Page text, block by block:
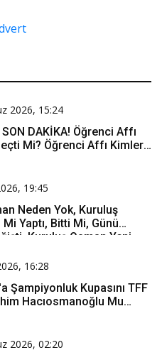
2026, 15:24
DAKİKA! Öğrenci Affı
Mi? Öğrenci Affı Kimleri
19:45
Neden Yok, Kuruluş
Yaptı, Bitti Mi, Günü
Kuruluş Osman Yeni
16:28
Şampiyonluk Kupasını TFF
Hacıosmanoğlu Mu
2026, 02:20